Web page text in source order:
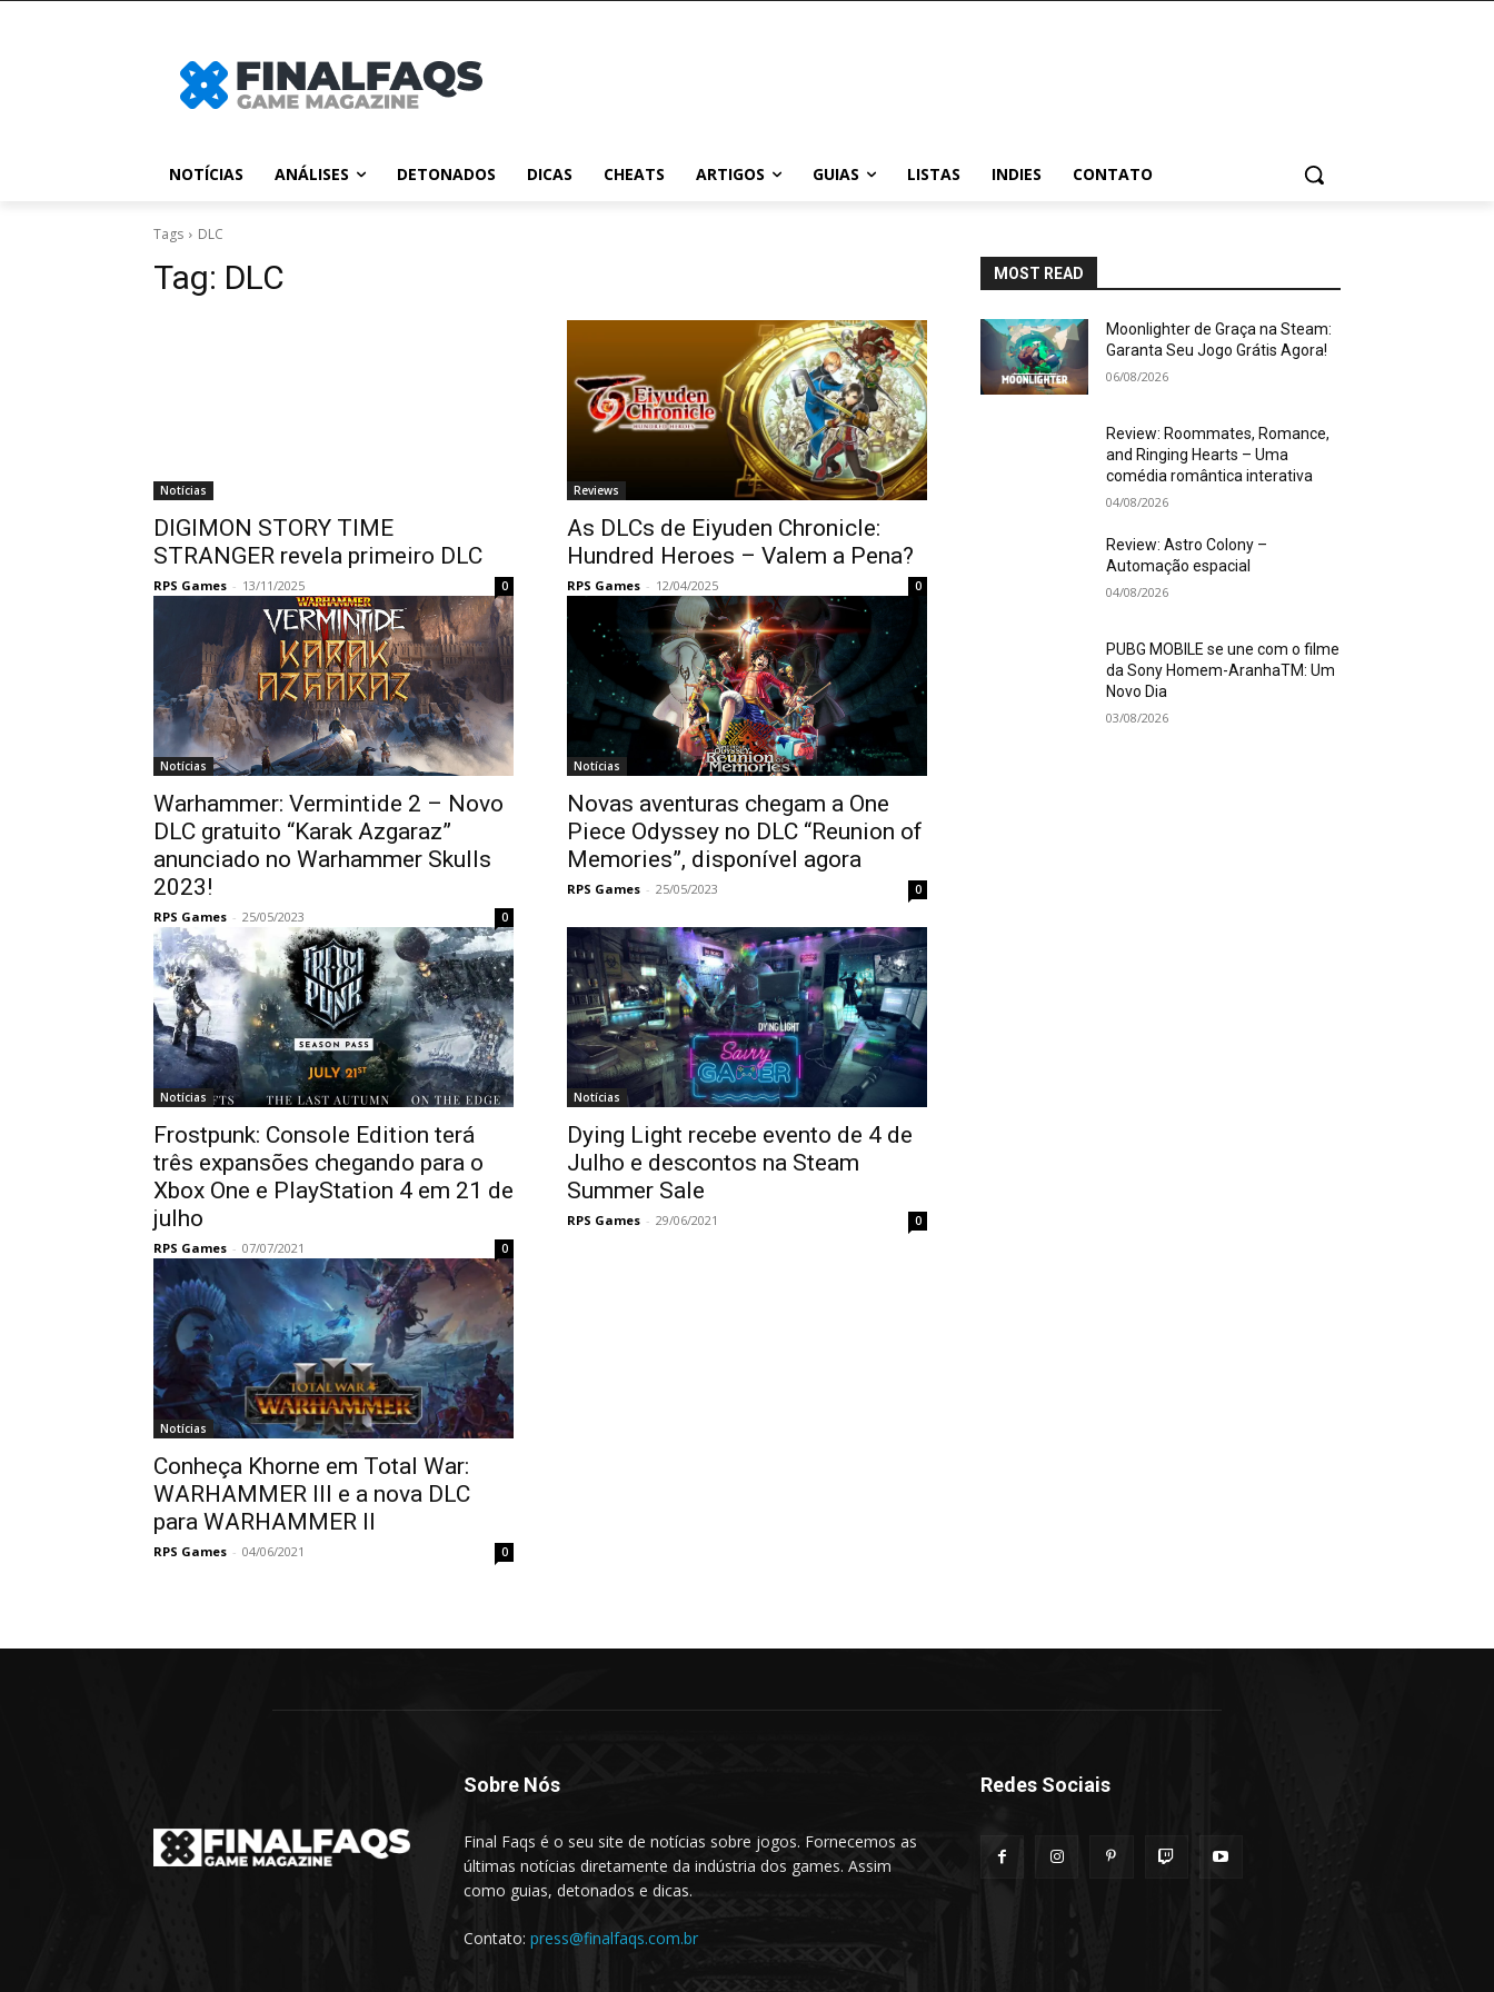
NOTÍCIAS ANÁLISES DETONADOS DICAS CHEATS ARTIGOS GUIAS LISTAS INDIES CONTATO
Tags DLC
Tag: DLC
Notícias
DIGIMON STORY TIME
STRANGER revela primeiro DLC
RPS Games - 13/11/2025 0
Reviews
As DLCs de Eiyuden Chronicle:
Hundred Heroes – Valem a Pena?
RPS Games - 12/04/2025 0
Notícias
Warhammer: Vermintide 2 – Novo
DLC gratuito “Karak Azgaraz”
anunciado no Warhammer Skulls
2023!
RPS Games - 25/05/2023 0
Notícias
Novas aventuras chegam a One
Piece Odyssey no DLC “Reunion of
Memories”, disponível agora
RPS Games - 25/05/2023 0
Notícias
Frostpunk: Console Edition terá
três expansões chegando para o
Xbox One e PlayStation 4 em 21 de
julho
RPS Games - 07/07/2021 0
Notícias
Dying Light recebe evento de 4 de
Julho e descontos na Steam
Summer Sale
RPS Games - 29/06/2021 0
Notícias
Conheça Khorne em Total War:
WARHAMMER III e a nova DLC
para WARHAMMER II
RPS Games - 04/06/2021 0
MOST READ
Moonlighter de Graça na Steam:
Garanta Seu Jogo Grátis Agora!
06/08/2026
Review: Roommates, Romance,
and Ringing Hearts – Uma
comédia romântica interativa
04/08/2026
Review: Astro Colony –
Automação espacial
04/08/2026
PUBG MOBILE se une com o filme
da Sony Homem-AranhaTM: Um
Novo Dia
03/08/2026
Sobre Nós
Final Faqs é o seu site de notícias sobre jogos. Fornecemos as
últimas notícias diretamente da indústria dos games. Assim
como guias, detonados e dicas.
Contato: press@finalfaqs.com.br
Redes Sociais